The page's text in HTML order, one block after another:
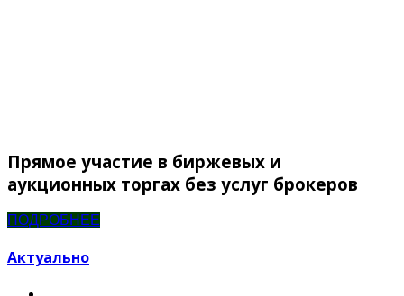
Прямое участие в биржевых и
аукционных торгах без услуг брокеров
ПОДРОБНЕЕ
Актуально